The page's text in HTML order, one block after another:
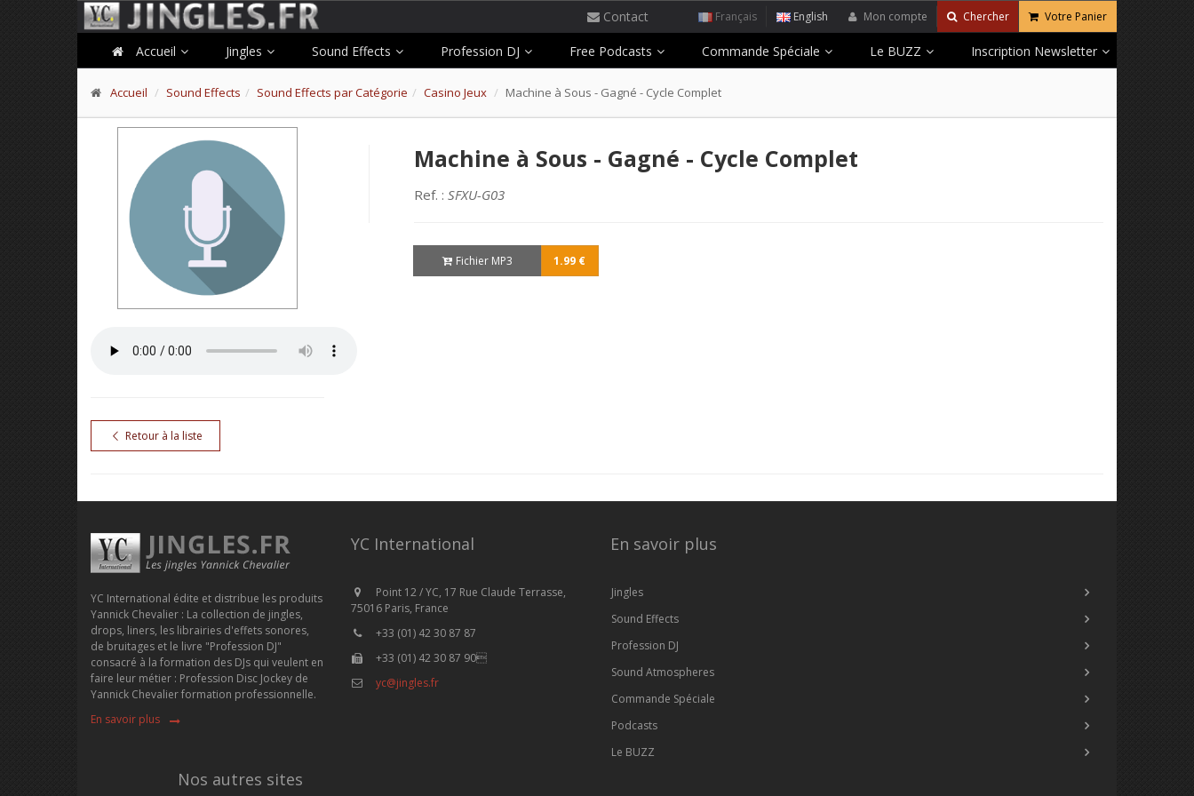
Contact Français English Mon compte Chercher Votre Panier
Accueil Jingles Sound Effects Profession DJ Free Podcasts Commande Spéciale Le BUZZ Inscription Newsletter
Accueil Sound Effects Sound Effects par Catégorie Casino Jeux Machine à Sous - Gagné - Cycle Complet
Retour à la liste
Machine à Sous - Gagné - Cycle Complet
Ref. : SFXU-G03
Fichier MP3 1.99 €
YC International édite et distribue les produits
Yannick Chevalier : La collection de jingles,
drops, liners, les librairies d'effets sonores,
de bruitages et le livre "Profession DJ"
consacré à la formation des DJs qui veulent en
faire leur métier : Profession Disc Jockey de
Yannick Chevalier formation professionnelle.
YC International
Point 12 / YC, 17 Rue Claude Terrasse,
75016 Paris, France
+33 (01) 42 30 87 87
+33 (01) 42 30 87 90
yc@jingles.fr
En savoir plus
En savoir plus
Jingles
Sound Effects
Profession DJ
Sound Atmospheres
Commande Spéciale
Podcasts
Le BUZZ
Nos autres sites